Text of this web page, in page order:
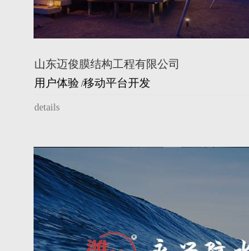
山东迈俊膜结构工程有限公司
用户体验 /移动平台开发
details